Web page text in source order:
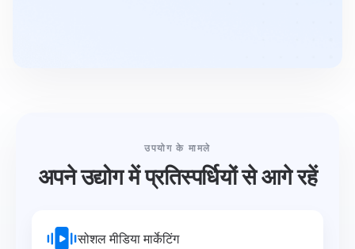
उपयोग के मामले
अपने उद्योग में प्रतिस्पर्धियों से आगे रहें
सोशल मीडिया मार्केटिंग